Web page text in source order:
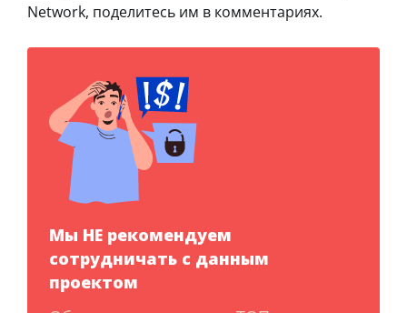
Network, поделитесь им в комментариях.
Мы НЕ рекомендуем
сотрудничать с данным
проектом